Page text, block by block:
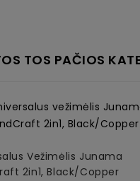
TOS PAČIOS
Vežimėlis Junama
2in1, Black/Copper